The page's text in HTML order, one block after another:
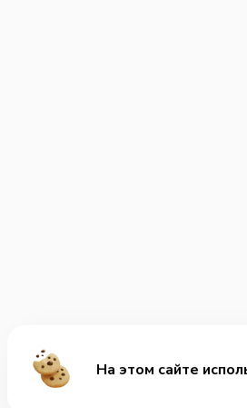
На этом сайте